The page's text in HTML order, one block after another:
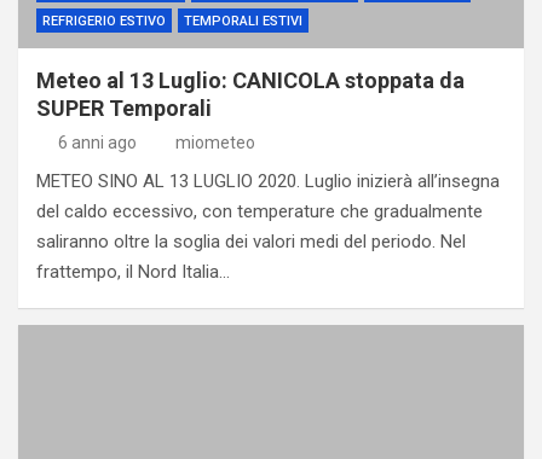
REFRIGERIO ESTIVO
TEMPORALI ESTIVI
Meteo al 13 Luglio: CANICOLA stoppata da
SUPER Temporali
6 anni ago miometeo
METEO SINO AL 13 LUGLIO 2020. Luglio inizierà all’insegna
del caldo eccessivo, con temperature che gradualmente
saliranno oltre la soglia dei valori medi del periodo. Nel
frattempo, il Nord Italia…